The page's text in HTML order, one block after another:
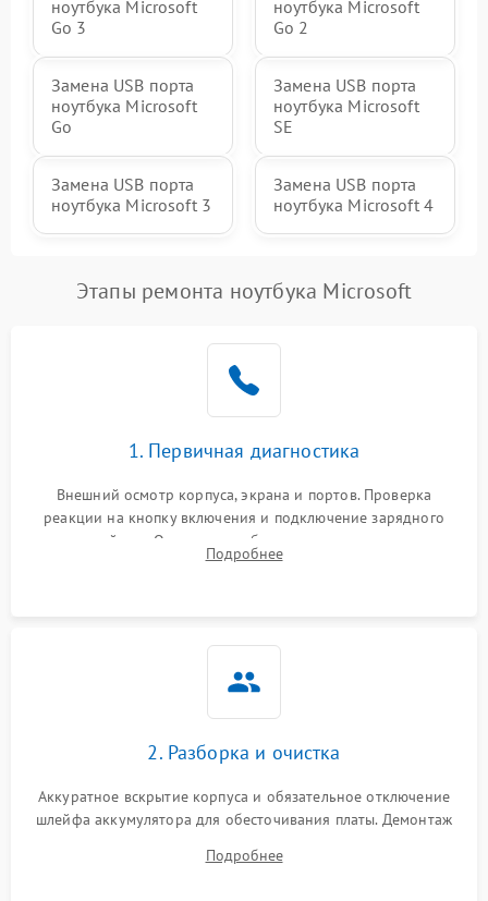
ноутбука Microsoft
Go 3
ноутбука Microsoft
Go 2
Замена USB порта
ноутбука Microsoft
Go
Замена USB порта
ноутбука Microsoft
SE
Замена USB порта
ноутбука Microsoft 3
Замена USB порта
ноутбука Microsoft 4
Этапы ремонта ноутбука Microsoft
1. Первичная диагностика
Внешний осмотр корпуса, экрана и портов. Проверка
реакции на кнопку включения и подключение зарядного
устройства. Оценка потребления тока с помощью
лабораторного блока питания для локализации проблемы.
Подробнее
2. Разборка и очистка
Аккуратное вскрытие корпуса и обязательное отключение
шлейфа аккумулятора для обесточивания платы. Демонтаж
высохшей термопасты с кристаллов чипов.
Подробнее